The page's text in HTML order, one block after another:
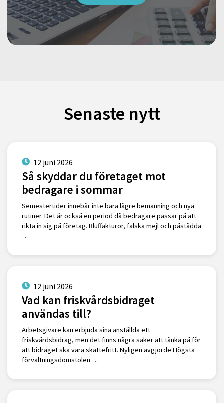
Senaste nytt
12 juni 2026
Så skyddar du företaget mot
bedragare i sommar
Semestertider innebär inte bara lägre bemanning och nya
rutiner. Det är också en period då bedragare passar på att
rikta in sig på företag. Bluffakturor, falska mejl och påstådda
…
12 juni 2026
Vad kan friskvårdsbidraget
användas till?
Arbetsgivare kan erbjuda sina anställda ett
friskvårdsbidrag, men det finns några saker att tänka på för
att bidraget ska vara skattefritt. Nyligen avgjorde Högsta
förvaltningsdomstolen …